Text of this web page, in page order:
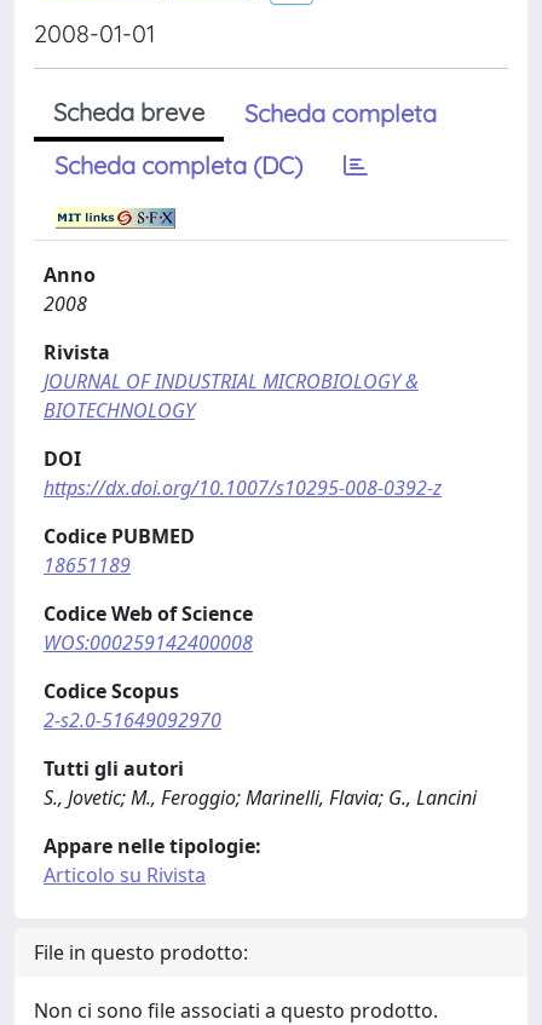
2008-01-01
Scheda breve
Scheda completa
Scheda completa (DC)
Anno
2008
Rivista
JOURNAL OF INDUSTRIAL MICROBIOLOGY &
BIOTECHNOLOGY
DOI
https://dx.doi.org/10.1007/s10295-008-0392-z
Codice PUBMED
18651189
Codice Web of Science
WOS:000259142400008
Codice Scopus
2-s2.0-51649092970
Tutti gli autori
S., Jovetic; M., Feroggio; Marinelli, Flavia; G., Lancini
Appare nelle tipologie:
Articolo su Rivista
File in questo prodotto:
Non ci sono file associati a questo prodotto.